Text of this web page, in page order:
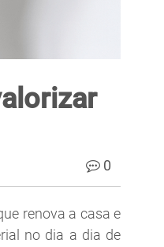
0
renova a casa e
no dia a dia de